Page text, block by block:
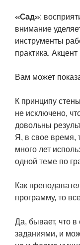
«Сад»:
внимание
инструменты
практика.
Вам может
К принципу
не исключено,
довольны
Я, в свое время,
много лет
одной теме по
Как
программу, то
Да, бывает, что
заданиями, и